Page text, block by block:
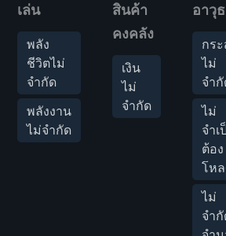
เล่น
พลัง
ชีวิตไม่
จำกัด
พลังงาน
ไม่จำกัด
สินค้า
คงคลัง
เงิน
ไม่
จำกัด
อาวุธ
กร
ไม่
จำ
ไม่
จำเ
ต้อง
โห
ไม่
จำ